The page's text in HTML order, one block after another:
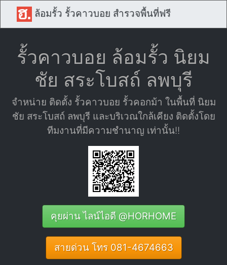
ล้อมรั้ว รั้วคาวบอย สำรวจพื้นที่ฟรี
รั้วคาวบอย ล้อมรั้ว นิยม
ชัย สระโบสถ์ ลพบุรี
จำหน่าย ติดตั้ง รั้วคาวบอย รั้วคอกม้า ในพื้นที่ นิยม
ชัย สระโบสถ์ ลพบุรี และบริเวณใกล้เคียง ติดตั้งโดย
ทีมงานที่มีความชำนาญ เท่านั้น!!
คุยผ่าน ไลน์ไอดี @HORHOME
สายด่วน โทร 081-4674663